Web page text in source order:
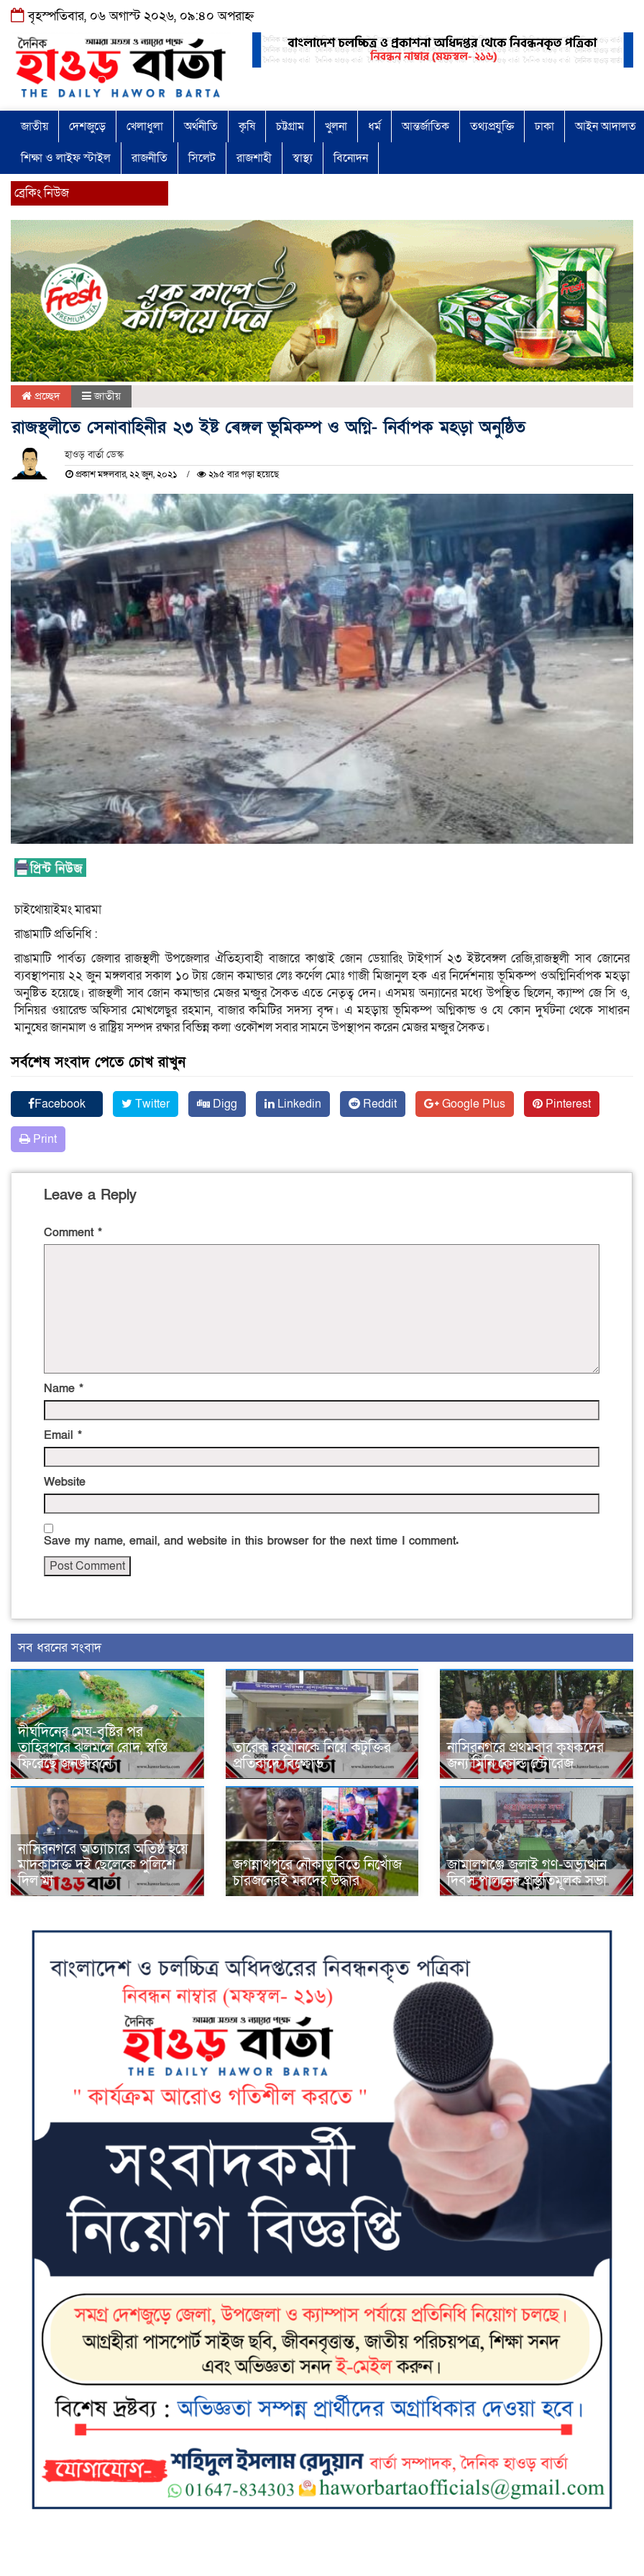
বৃহস্পতিবার, ০৬ অগাস্ট ২০২৬, ০৯:৪০ অপরাহ্ন
জাতীয় দেশজুড়ে খেলাধুলা অর্থনীতি কৃষি চট্টগ্রাম খুলনা ধর্ম আন্তর্জাতিক তথ্যপ্রযুক্তি ঢাকা আইন আদালত
শিক্ষা ও লাইফ স্টাইল
রাজনীতি সিলেট রাজশাহী স্বাস্থ্য বিনোদন
ব্রেকিং নিউজ
প্রচ্ছেদ জাতীয়
রাজস্থলীতে সেনাবাহিনীর ২৩ ইষ্ট ৰেঙ্গল ভূমিকম্প ও অগ্নি- নির্বাপক মহড়া অনুষ্ঠিত
হাওড় বার্তা ডেস্ক
প্রকাশ মঙ্গলবার, ২২ জুন, ২০২১ ২৯৫ বার পড়া হয়েছে
চাইথোয়াইমং মাৱমা
রাঙামাটি প্রতিনিধি :
রাঙামাটি পার্বত্য জেলার রাজস্থলী উপজেলার ঐতিহ্যবাহী বাজারে কাপ্তাই জোন ডেয়ারিং টাইগার্স ২৩ ইষ্টবেঙ্গল রেজি,রাজস্থলী সাব জোনের
ব্যবস্থাপনায় ২২ জুন মঙ্গলবার সকাল ১০ টায় জোন কমান্ডার লেঃ কর্ণেল মোঃ গাজী মিজানুল হক এর নির্দেশনায় ভূমিকম্প ওঅগ্নিনির্বাপক মহড়া
অনুষ্টিত হয়েছে। রাজস্থলী সাব জোন কমান্ডার মেজর মন্জুর সৈকত এতে নেতৃত্ব দেন। এসময় অন্যানের মধ্যে উপস্থিত ছিলেন, ক্যাম্প জে সি ও,
সিনিয়র ওয়ারেন্ড অফিসার মোখলেছুর রহমান, বাজার কমিটির সদস্য বৃন্দ। এ মহড়ায় ভূমিকম্প অগ্নিকান্ড ও যে কোন দুর্ঘটনা থেকে সাধারন
মানুষের জানমাল ও রাষ্ট্রিয় সম্পদ রক্ষার বিভিন্ন কলা ওকৌশল সবার সামনে উপস্থাপন করেন মেজর মন্জুর সৈকত।
সর্বশেষ সংবাদ পেতে চোখ রাখুন
Facebook Twitter Digg Linkedin Reddit Google Plus Pinterest
Print
Leave a Reply
Comment *
Name *
Email *
Website
Save my name, email, and website in this browser for the next time I comment.
সব ধরনের সংবাদ
দীর্ঘদিনের মেঘ-বৃষ্টির পর
তাহিরপুরে ঝলমলে রোদ, স্বস্তি
ফিরেছে জনজীবনে
তারেক রহমানকে নিয়ে কটুক্তির
প্রতিবাদে বিক্ষোভ
নাসিরনগরে প্রথমবার কৃষকদের
জন্য মিনি কোল্ড স্টোরেজ
নাসিরনগরে অত্যাচারে অতিষ্ঠ হয়ে
মাদকাসক্ত দুই ছেলেকে পুলিশে
দিল মা
জগন্নাথপুরে নৌকাডুবিতে নিখোঁজ
চারজনেরই মরদেহ উদ্ধার
জামালগঞ্জে জুলাই গণ-অভ্যুত্থান
দিবস পালনের প্রস্তুতিমূলক সভা